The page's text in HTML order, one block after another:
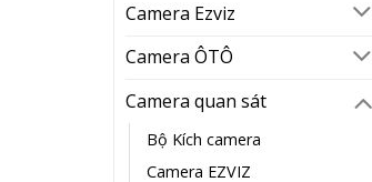
Camera Ezviz
Camera ÔTÔ
Camera quan sát
Bộ Kích camera
Camera EZVIZ